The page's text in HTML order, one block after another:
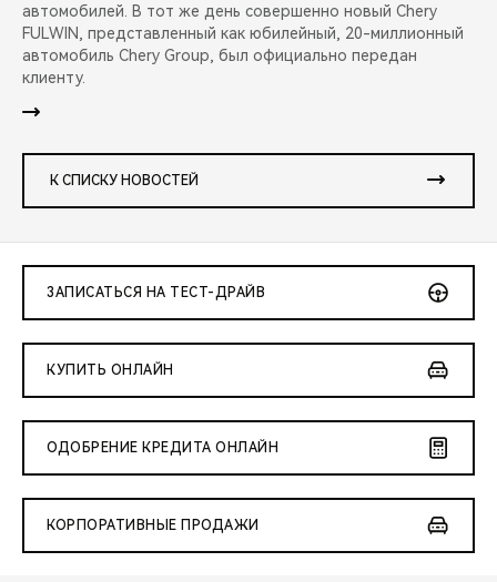
автомобилей. В тот же день совершенно новый Chery
FULWIN, представленный как юбилейный, 20-миллионный
автомобиль Chery Group, был официально передан
клиенту.
К СПИСКУ НОВОСТЕЙ
ЗАПИСАТЬСЯ НА ТЕСТ-ДРАЙВ
КУПИТЬ ОНЛАЙН
ОДОБРЕНИЕ КРЕДИТА ОНЛАЙН
КОРПОРАТИВНЫЕ ПРОДАЖИ